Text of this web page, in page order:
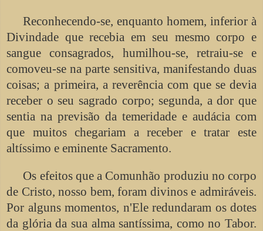
Reconhecendo-se, enquanto homem, inferior à
Divindade que recebia em seu mesmo corpo e
sangue consagrados, humilhou-se, retraiu-se e
comoveu-se na parte sensitiva, manifestando duas
coisas; a primeira, a reverência com que se devia
receber o seu sagrado corpo; segunda, a dor que
sentia na previsão da temeridade e audácia com
que muitos chegariam a receber e tratar este
altíssimo e eminente Sacramento.
Os efeitos que a Comunhão produziu no corpo
de Cristo, nosso bem, foram divinos e admiráveis.
Por alguns momentos, n'Ele redundaram os dotes
da glória da sua alma santíssima, como no Tabor.